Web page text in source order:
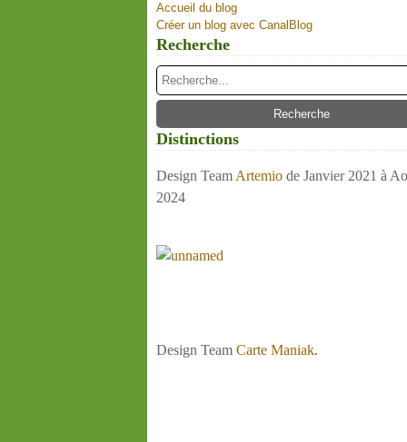
Accueil du blog
Créer un blog avec CanalBlog
Recherche
Distinctions
Design Team Artemio de Janvier 2021 à
2024
Design Team Carte Maniak.